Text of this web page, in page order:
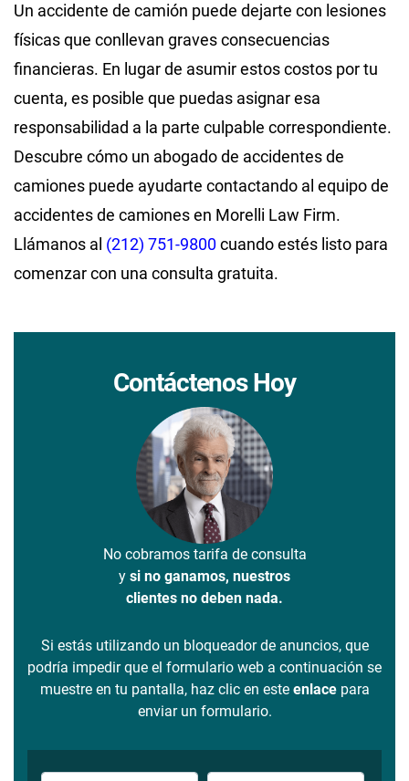
Un accidente de camión puede dejarte con lesiones
físicas que conllevan graves consecuencias
financieras. En lugar de asumir estos costos por tu
cuenta, es posible que puedas asignar esa
responsabilidad a la parte culpable correspondiente.
Descubre cómo un abogado de accidentes de
camiones puede ayudarte contactando al equipo de
accidentes de camiones en Morelli Law Firm.
Llámanos al (212) 751-9800cuando estés listo para
comenzar con una consulta gratuita.
Contáctenos Hoy
No cobramos tarifa de consulta
y si no ganamos, nuestros
clientes no deben nada.
Si estás utilizando un bloqueador de anuncios, que
podría impedir que el formulario web a continuación se
muestre en tu pantalla, haz clic en este enlacepara
enviar un formulario.